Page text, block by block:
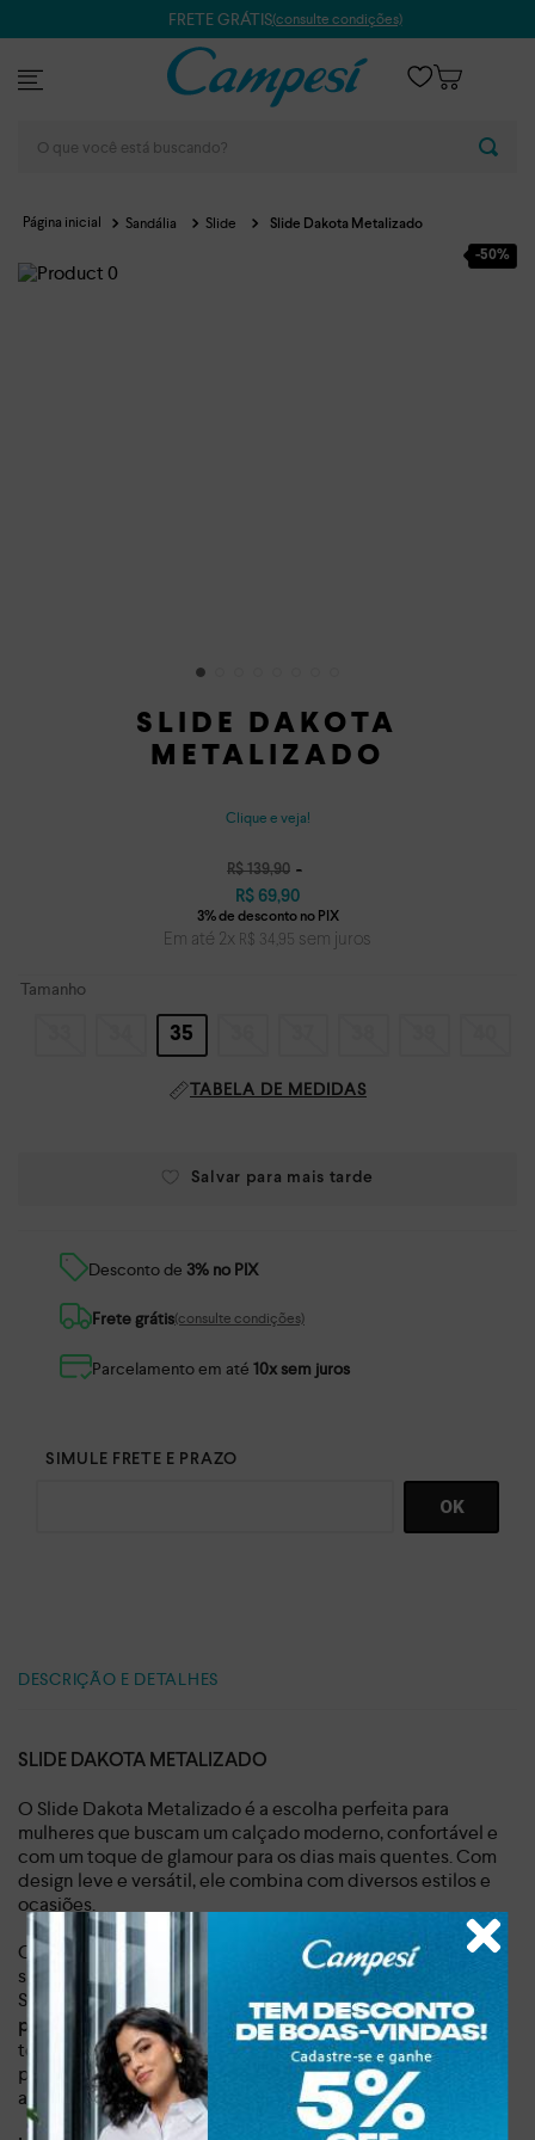
FRETE GRÁTIS(consulte condições)
Sandália Slide Slide Dakota Metalizado
-50%
SLIDE DAKOTA
METALIZADO
Clique e veja!
R$ 139,90
R$ 69,90
Em até 2x R$ 34 ,95 sem juros
Tamanho
35
TABELA DE MEDIDAS
Desconto de 3% no PIX
Frete grátis(consulte condições)
Parcelamento em até 10x sem juros
DESCRIÇÃO E DETALHES
SLIDE DAKOTA METALIZADO
O Slide Dakota Metalizado é a escolha perfeita para
mulheres que buscam um calçado moderno, confortável e
com um toque de glamour para os dias mais quentes. Com
design leve e versátil, ele combina com diversos estilos e
ocasiões.
Confeccionado em material sintético de alta qualidade, o
slide apresenta um acabamento impecável e durabilidade.
Seu destaque fica por conta datira transparente sobre o
pé, repleta de aplicações metalizadas, que adicionam um
toque de sofisticação e modernidade ao modelo. A
palmilha macia e a sola flexível garantem conforto e leveza
ao caminhar.